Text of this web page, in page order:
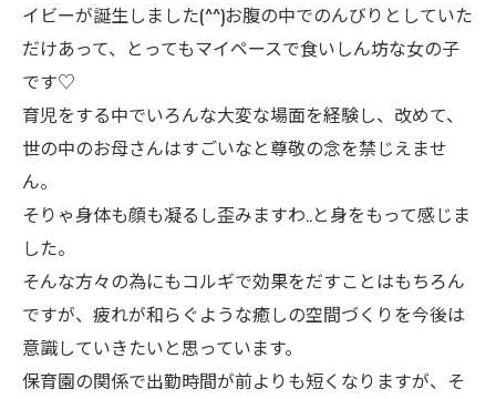
イビーが誕生しました(^^)お腹の中でのんびりとしていた
だけあって、とってもマイペースで食いしん坊な女の子
です♡
育児をする中でいろんな大変な場面を経験し、改めて、
世の中のお母さんはすごいなと尊敬の念を禁じえませ
ん。
そりゃ身体も顔も凝るし歪みますわ..と身をもって感じま
した。
そんな方々の為にもコルギで効果をだすことはもちろん
ですが、疲れが和らぐような癒しの空間づくりを今後は
意識していきたいと思っています。
保育園の関係で出勤時間が前よりも短くなりますが、そ